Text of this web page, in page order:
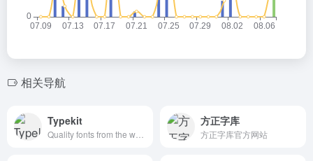
相关导航
Typekit 方正字库
方正字库官方网站